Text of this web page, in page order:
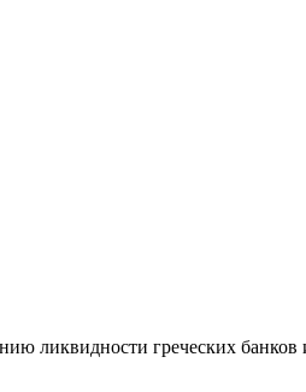
ликвидности греческих